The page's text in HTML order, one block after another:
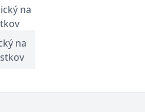
na